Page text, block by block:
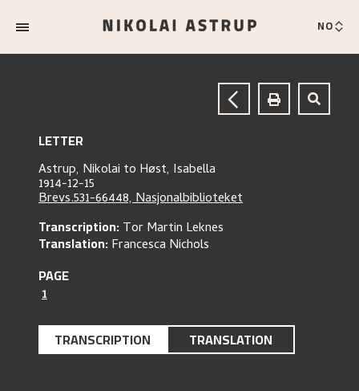
NO
LETTER
Astrup, Nikolai to Høst, Isabella
1914-12-15
Brevs.531-66448, Nasjonalbiblioteket
Transcription:Tor Martin Leknes
Translation:Francesca Nichols
PAGE
1
TRANSCRIPTION TRANSLATION